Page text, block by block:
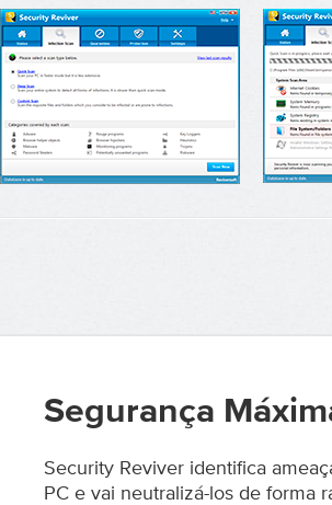
Segurança
Security Reviver identifica
PC e vai neutralizá-los de forma